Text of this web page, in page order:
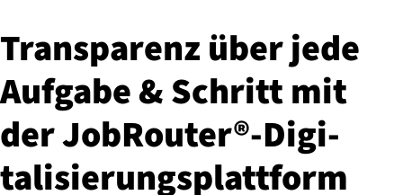
Transparenz über jede
Aufgabe & Schritt mit
der JobRouter®-Di­gi­
ta­li­sie­rungs­platt­form